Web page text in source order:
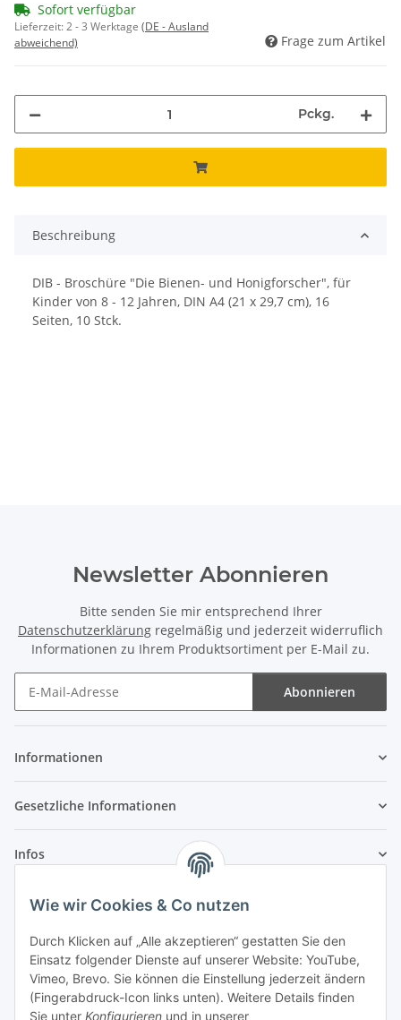
Wie wir Cookies & Co nutzen
Durch Klicken auf „Alle akzeptieren“ gestatten Sie den
Einsatz folgender Dienste auf unserer Website: YouTube,
Vimeo, Brevo. Sie können die Einstellung jederzeit ändern
(Fingerabdruck-Icon links unten). Weitere Details finden
Sie unter Konfigurieren und in unserer
Sofort verfügbar
Lieferzeit:2 - 3 Werktage (DE - Ausland
abweichend)
Frage zum Artikel
Pckg.
Beschreibung
DIB - Broschüre "Die Bienen- und Honigforscher", für
Kinder von 8 - 12 Jahren, DIN A4 (21 x 29,7 cm), 16
Seiten, 10 Stck.
Newsletter Abonnieren
Bitte senden Sie mir entsprechend Ihrer
Datenschutzerklärung regelmäßig und jederzeit widerruflich
Informationen zu Ihrem Produktsortiment per E-Mail zu.
Abonnieren
Informationen
Gesetzliche Informationen
Infos
Laden - Öffnungszeiten:
Montag 09:00Uhr bis
16:00 Uhr
Dienstag
09:00 Uhr bis
17:00 Uhr
Mittwoch
09:00 Uhr bis 16:00 Uhr